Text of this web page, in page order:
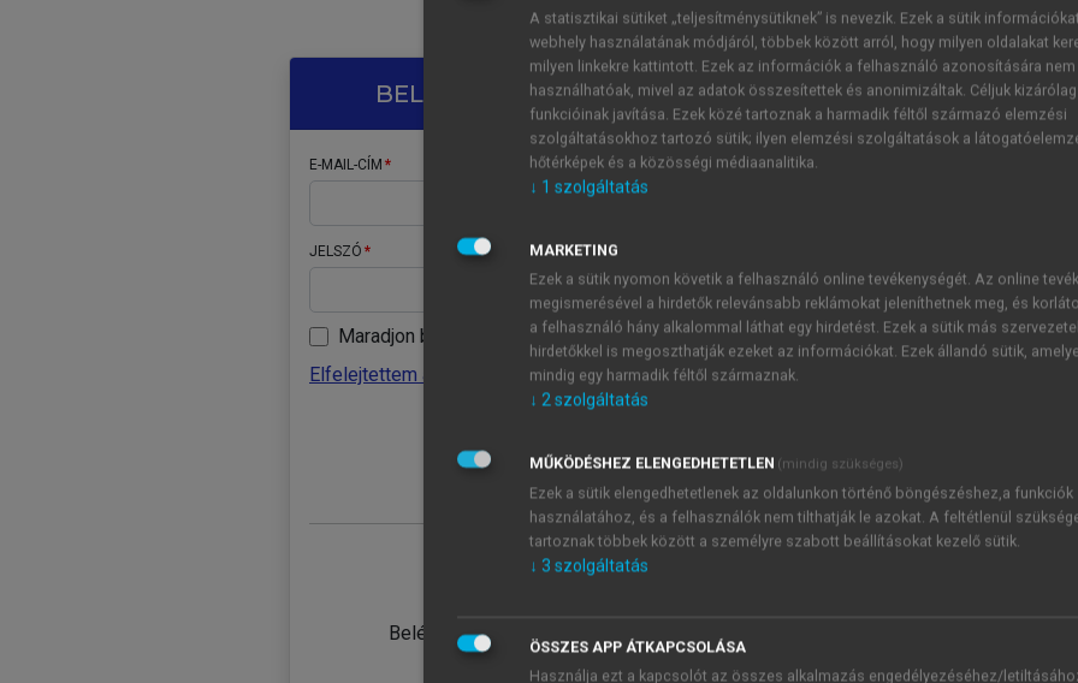
BELÉPÉS SAJÁT FIÓKKAL
E-MAIL-CÍM
JELSZÓ
Maradjon belépve
Elfelejtettem a jelszavamat
Belépés intézményi azonosítóval
ÚJ FIÓK
1 óra
JELSZÓ
Kérek értesítést a MeRSZ
Kérek értesítést az
A statisztikai sütiket „teljesítménysütiknek” is nevezik. Ezek a sütik
webhely használatának módjáról, többek között arról, hogy milyen oldalakat
milyen linkekre kattintott. Ezek az információk a felhasználó azonosítására nem
használhatóak, mivel az adatok összesítettek és anonimizáltak. Céljuk
funkcióinak javítása. Ezek közé tartoznak a harmadik féltől származó elemzési
szolgáltatásokhoz tartozó sütik; ilyen elemzési szolgáltatások a
hőtérképek és a közösségi médiaanalitika.
↓ 1 szolgáltatás
MARKETING
Ezek a sütik nyomon követik a felhasználó online tevékenységét. Az online
megismerésével a hirdetők relevánsabb reklámokat jeleníthetnek meg, és
a felhasználó hány alkalommal láthat egy hirdetést. Ezek a sütik más
hirdetőkkel is megoszthatják ezeket az információkat. Ezek állandó sütik,
mindig egy harmadik féltől származnak.
↓ 2szolgáltatás
MŰKÖDÉSHEZ ELENGEDHETETLEN (mindig szükséges)
Ezek a sütik elengedhetetlenek az oldalunkon történő böngészéshez,a funkciók
használatához, és a felhasználók nem tilthatják le azokat. A feltétlenül
tartoznak többek között a személyre szabott beállításokat kezelő sütik.
↓ 3 szolgáltatás
ÖSSZES APP ÁTKAPCSOLÁSA
Használja ezt a kapcsolót az összes alkalmazás engedélyezéséhez/